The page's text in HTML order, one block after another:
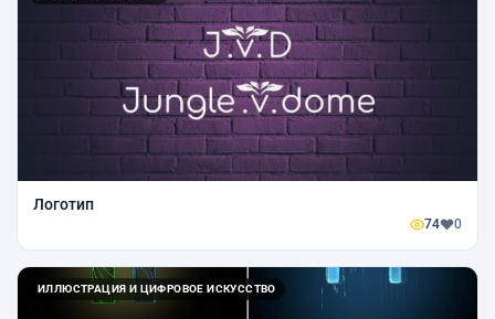
Логотип
74 0
ИЛЛЮСТРАЦИЯ И ЦИФРОВОЕ ИСКУССТВО